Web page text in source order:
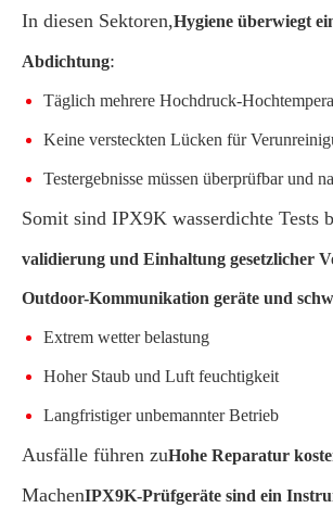
In diesen Sektoren,Hygiene überwiegt
Abdichtung:
Täglich mehrere Hochdruck-
Keine versteckten Lücken für
Testergebnisse müssen überprüfbar und
Somit sind IPX9K wasserdichte Tests
validierung und Einhaltung gesetzlicher
Outdoor-Kommunikation geräte und
Extrem wetter belastung
Hoher Staub und Luft feuchtigkeit
Langfristiger unbemannter Betrieb
Ausfälle führen zuHohe Reparatur
MachenIPX9K-Prüfgeräte sind ein